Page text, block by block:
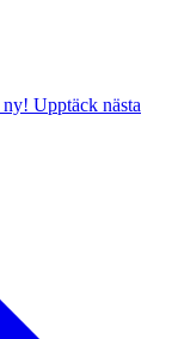
ny! Upptäck nästa